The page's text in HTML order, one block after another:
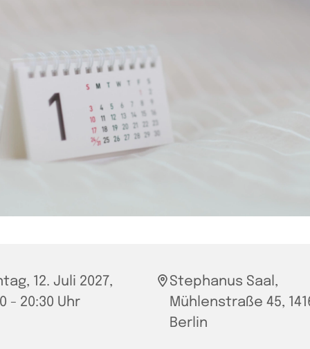
12. Juli 2027,
- 20:30 Uhr
Stephanus Saal,
Mühlenstraße 45,
Berlin